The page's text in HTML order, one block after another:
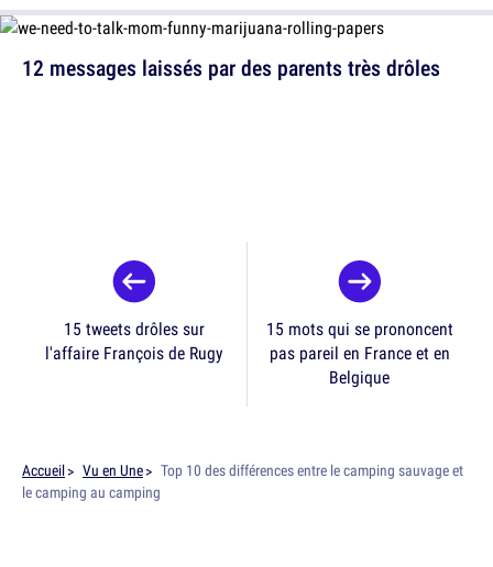
12 messages laissés par des parents très drôles
15 tweets drôles sur
l'affaire François de Rugy
15 mots qui se prononcent
pas pareil en France et en
Belgique
Accueil Vu en Une
Top 10 des différences entre le camping sauvage et
le camping au camping